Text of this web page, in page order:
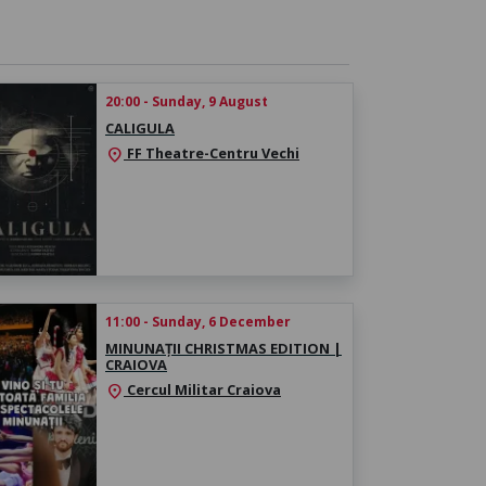
20:00 - Sunday, 9 August
CALIGULA
location_on FF Theatre-Centru Vechi
11:00 - Sunday, 6 December
MINUNAȚII CHRISTMAS EDITION |
CRAIOVA
location_on Cercul Militar Craiova